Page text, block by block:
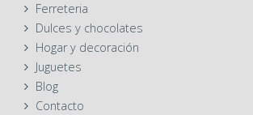
Ferreteria
Dulces y chocolates
Hogar y decoración
Juguetes
Blog
Contacto